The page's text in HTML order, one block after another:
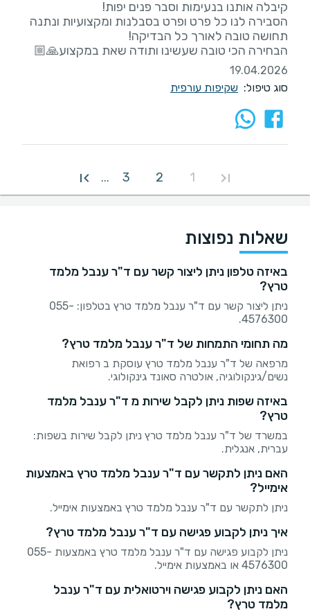
הסבירה לנו כל פרט ופרט בסבלנות ומקצועיות ונתנה
הבחירה הכי טובה שעשינו ותודה שאת במקצוע🙏🏼
19.04.2026
סוג טיפול: שקיפות עורפית
1
2
3
...
שאלות נפוצות
באיזה טלפון ניתן ליצור קשר עם ד"ר ענבל מלמד
טרץ?
ניתן ליצור קשר עם ד"ר ענבל מלמד טרץ בטלפון: 055-
4576300.
מה תחומי התמחות של ד"ר ענבל מלמד טרץ?
מרפאה של ד"ר ענבל מלמד טרץ עוסקת ב רפואת
נשים/גינקולוגיה, אולטרה סאונד גינקולוגי.
באיזה שפות ניתן לקבל שירות מ ד"ר ענבל מלמד
טרץ?
במשרד של ד"ר ענבל מלמד טרץ ניתן לקבל שירות בשפות:
עברית, אנגלית.
האם ניתן לתקשר עם ד"ר ענבל מלמד טרץ באמצעות
אימייל?
ניתן לתקשר עם ד"ר ענבל מלמד טרץ באמצעות אימייל.
איך ניתן לקבוע פגישה עם ד"ר ענבל מלמד טרץ?
ניתן לקבוע פגישה עם ד"ר ענבל מלמד טרץ באמצעות 055-
4576300 או באמצעות אימייל.
האם ניתן לקבוע פגישה וירטואלית עם ד"ר ענבל
מלמד טרץ?